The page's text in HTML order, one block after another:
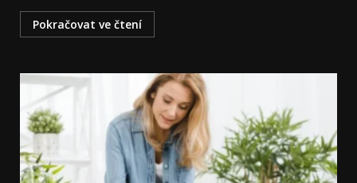
Pokračovat ve čtení